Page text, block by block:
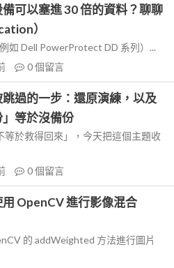
可以塞進 30 倍的資料？聊聊
）
如 Dell PowerProtect DD 系列）...
0個留言
過的一步：還原演練，以及
等於沒備份
於救得回來」，今天把這個主題收
0個留言
OpenCV 進行影像混合
的 addWeighted 方法進行圖片